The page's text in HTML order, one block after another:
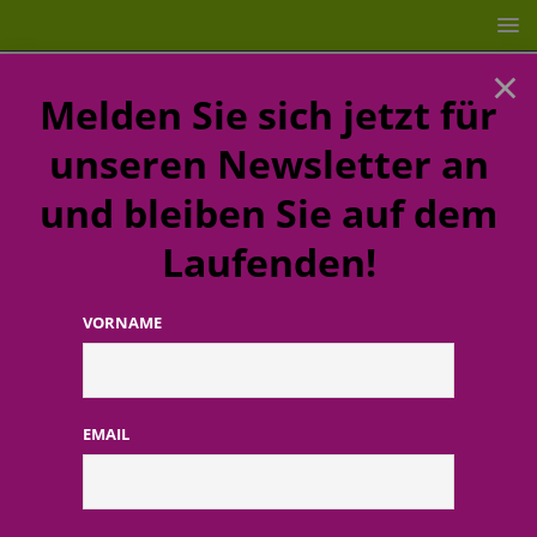
Jahr:2024
Beauty-Bereich um drei Premiummarken
×
Melden Sie sich jetzt für
unseren Newsletter an
und bleiben Sie auf dem
Laufenden!
VORNAME
EMAIL